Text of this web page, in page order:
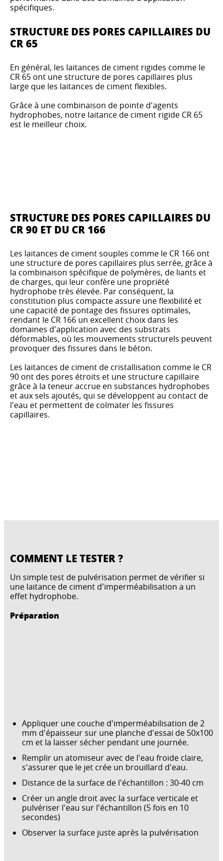
spécifiques.
STRUCTURE DES PORES CAPILLAIRES DU
CR 65
En général, les laitances de ciment rigides comme le
CR 65 ont une structure de pores capillaires plus
large que les laitances de ciment flexibles.
Grâce à une combinaison de pointe d'agents
hydrophobes, notre laitance de ciment rigide CR 65
est le meilleur choix.
STRUCTURE DES PORES CAPILLAIRES DU
CR 90 ET DU CR 166
Les laitances de ciment souples comme le CR 166 ont
une structure de pores capillaires plus serrée, grâce à
la combinaison spécifique de polymères, de liants et
de charges, qui leur confère une propriété
hydrophobe très élevée. Par conséquent, la
constitution plus compacte assure une flexibilité et
une capacité de pontage des fissures optimales,
rendant le CR 166 un excellent choix dans les
domaines d'application avec des substrats
déformables, où les mouvements structurels peuvent
provoquer des fissures dans le béton.
Les laitances de ciment de cristallisation comme le CR
90 ont des pores étroits et une structure capillaire
grâce à la teneur accrue en substances hydrophobes
et aux sels ajoutés, qui se développent au contact de
l'eau et permettent de colmater les fissures
capillaires.
COMMENT LE TESTER ?
Un simple test de pulvérisation permet de vérifier si
une laitance de ciment d'imperméabilisation a un
effet hydrophobe.
Préparation
Appliquer une couche d'imperméabilisation de 2
mm d'épaisseur sur une planche d'essai de 50x100
cm et la laisser sécher pendant une journée.
Remplir un atomiseur avec de l'eau froide claire,
s'assurer que le jet crée un brouillard d'eau.
Distance de la surface de l'échantillon : 30-40 cm
Créer un angle droit avec la surface verticale et
pulvériser l'eau sur l'échantillon (5 fois en 10
secondes)
Observer la surface juste après la pulvérisation